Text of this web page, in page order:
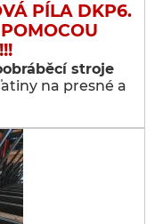
PÍLA DKP6.
stroje
na presné a